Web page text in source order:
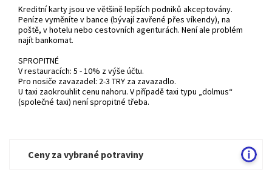
Kreditní karty jsou ve většině lepších podniků akceptovány.
Peníze vyměníte v bance (bývají zavřené přes víkendy), na
poště, v hotelu nebo cestovních agenturách. Není ale problém
najít bankomat.
SPROPITNÉ
V restauracích: 5 - 10% z výše účtu.
Pro nosiče zavazadel: 2-3 TRY za zavazadlo.
U taxi zaokrouhlit cenu nahoru. V případě taxi typu „dolmus“
(společné taxi) není spropitné třeba.
Ceny za vybrané potraviny